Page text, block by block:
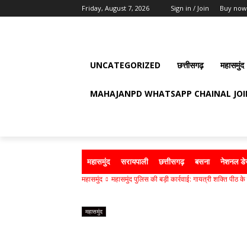
Friday, August 7, 2026 Sign in / Join Buy
UNCATEGORIZED छत्तीसगढ़ महासमुंद
MAHAJANPD WHATSAPP CHAINAL
महासमुंद सरायपाली छत्तीसगढ़ बसना नेशनल
महासमुंद महासमुंद पुलिस की बड़ी कार्रवाई: गायत्री शक्ति पीठ
महासमुंद